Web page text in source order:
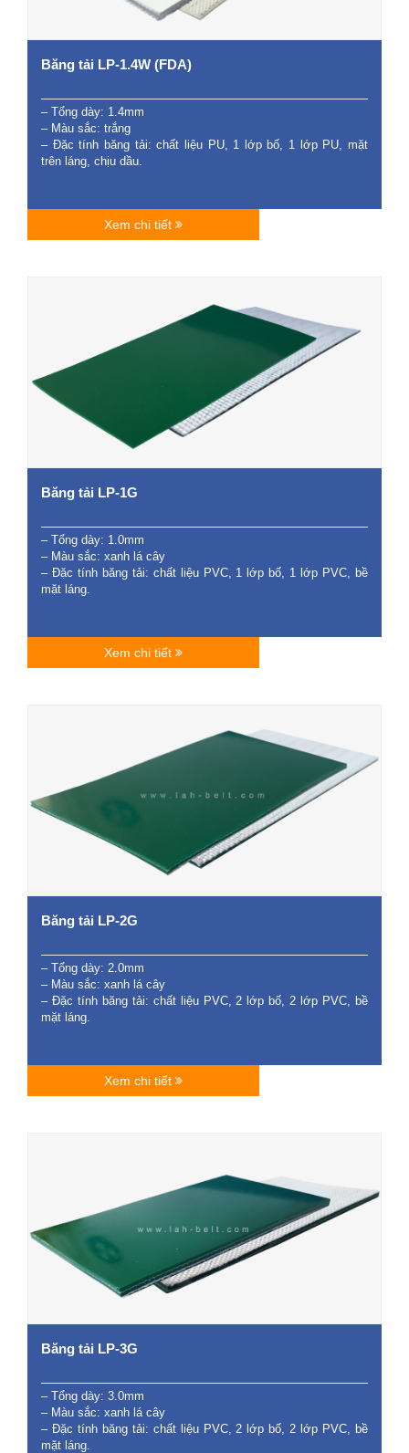
Băng tải LP-1.4W (FDA)
– Tổng dày: 1.4mm
– Màu sắc: trắng
– Đặc tính băng tải: chất liệu PU, 1 lớp bố, 1 lớp PU, mặt
trên láng, chịu dầu.
Xem chi tiết
Băng tải LP-1G
– Tổng dày: 1.0mm
– Màu sắc: xanh lá cây
– Đặc tính băng tải: chất liệu PVC, 1 lớp bố, 1 lớp PVC, bề
mặt láng.
Xem chi tiết
Băng tải LP-2G
– Tổng dày: 2.0mm
– Màu sắc: xanh lá cây
– Đặc tính băng tải: chất liệu PVC, 2 lớp bố, 2 lớp PVC, bề
mặt láng.
Xem chi tiết
Băng tải LP-3G
– Tổng dày: 3.0mm
– Màu sắc: xanh lá cây
– Đặc tính băng tải: chất liệu PVC, 2 lớp bố, 2 lớp PVC, bề
mặt láng.